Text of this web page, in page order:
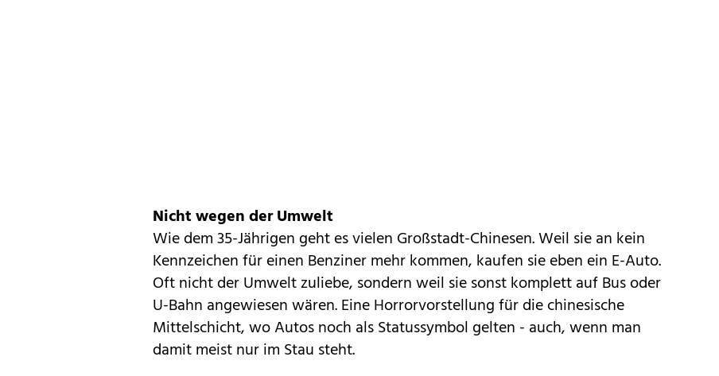
Nicht wegen der Umwelt
Wie dem 35-Jährigen geht es vielen Großstadt-Chinesen. Weil sie an kein
Kennzeichen für einen Benziner mehr kommen, kaufen sie eben ein E-Auto.
Oft nicht der Umwelt zuliebe, sondern weil sie sonst komplett auf Bus oder
U-Bahn angewiesen wären. Eine Horrorvorstellung für die chinesische
Mittelschicht, wo Autos noch als Statussymbol gelten - auch, wenn man
damit meist nur im Stau steht.